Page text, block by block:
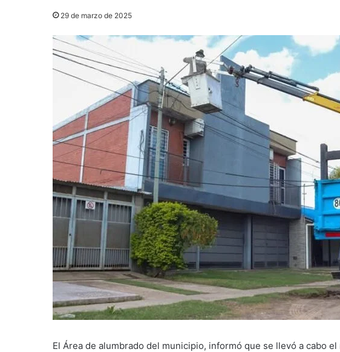
29 de marzo de 2025
El Área de alumbrado del municipio, informó que se llevó a cabo